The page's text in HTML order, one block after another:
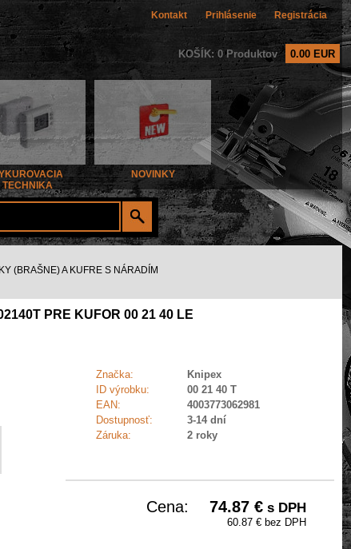
Kontakt Prihlásenie Registrácia
KOŠÍK: 0 Produktov 0.00 EUR
TECHNIKA
NOVINKY
(BRAŠNE) A KUFRE S NÁRADÍM
PRE KUFOR 00 21 40 LE
Značka:
Knipex
ID výrobku:
00 21 40 T
EAN:
4003773062981
Dostupnosť:
3-14 dní
Záruka:
2 roky
Cena: 74.87 € s DPH
60.87 € bez DPH